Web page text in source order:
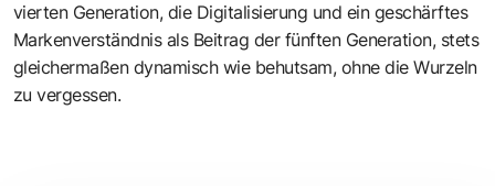
vierten Generation, die Digitalisierung und ein geschärftes
Markenverständnis als Beitrag der fünften Generation, stets
gleichermaßen dynamisch wie behutsam, ohne die Wurzeln
zu vergessen.